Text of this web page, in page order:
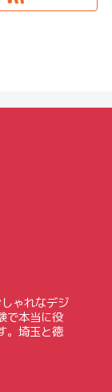
ゃれなデジ
で本当に役
。埼玉と徳